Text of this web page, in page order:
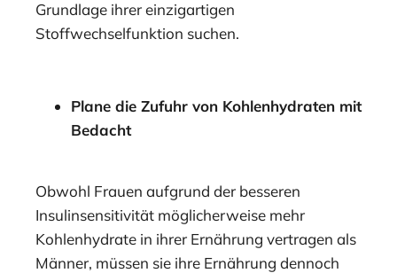
Grundlage ihrer einzigartigen
Stoffwechselfunktion suchen.
Plane die Zufuhr von Kohlenhydraten mit
Bedacht
Obwohl Frauen aufgrund der besseren
Insulinsensitivität möglicherweise mehr
Kohlenhydrate in ihrer Ernährung vertragen als
Männer, müssen sie ihre Ernährung dennoch